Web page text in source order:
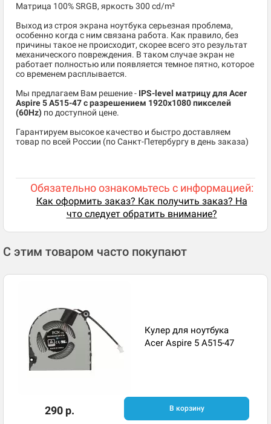
Матрица 100% SRGB, яркость 300 cd/m²
Выход из строя экрана ноутбука серьезная проблема,
особенно когда с ним связана работа. Как правило, без
причины такое не происходит, скорее всего это результат
механического повреждения. В таком случае экран не
работает полностью или появляется темное пятно, которое
со временем расплывается.
Мы предлагаем Вам решение - IPS-level матрицу для Acer
Aspire 5 A515-47 c разрешением 1920x1080 пикселей
(60Hz) по доступной цене.
Гарантируем высокое качество и быстро доставляем
товар по всей России (по Санкт-Петербургу в день заказа)
Обязательно ознакомьтесь с информацией:
Как оформить заказ? Как получить заказ? На
что следует обратить внимание?
С этим товаром часто покупают
Кулер для ноутбука
Acer Aspire 5 A515-47
290 р. В корзину